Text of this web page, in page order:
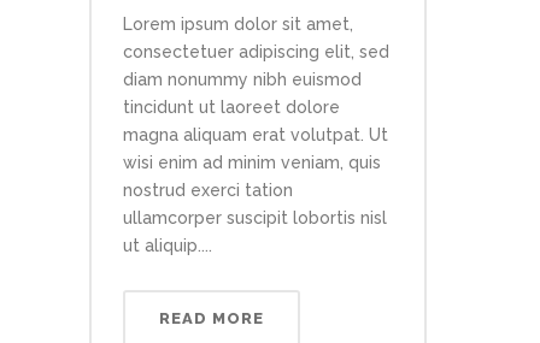
Lorem ipsum dolor sit amet,
consectetuer adipiscing elit, sed
diam nonummy nibh euismod
tincidunt ut laoreet dolore
magna aliquam erat volutpat. Ut
wisi enim ad minim veniam, quis
nostrud exerci tation
ullamcorper suscipit lobortis nisl
ut aliquip....
READ MORE